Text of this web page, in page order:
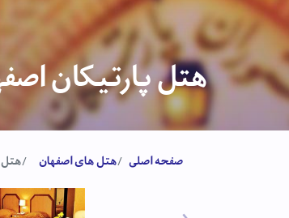
هتل پارتیکان
صفحه اصلی هتل های اصفهان هتل